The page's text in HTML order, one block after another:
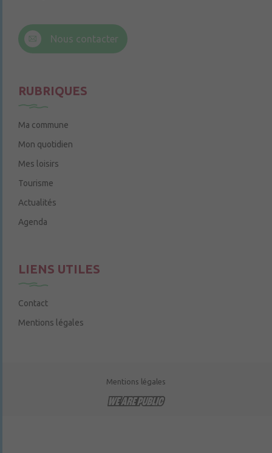
Nous contacter
RUBRIQUES
Ma commune
Mon quotidien
Mes loisirs
Tourisme
Actualités
Agenda
LIENS UTILES
Contact
Mentions légales
Mentions légales